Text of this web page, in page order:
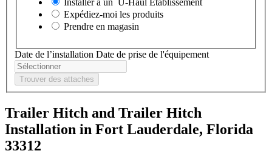
Expédiez-moi les produits
Prendre en magasin
Date de l’installation Date de prise de l'équipement
Trouver des attaches
Trailer Hitch and Trailer Hitch
Installation in Fort Lauderdale, Florida
33312